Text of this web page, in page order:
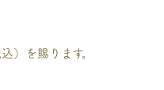
を賜ります。